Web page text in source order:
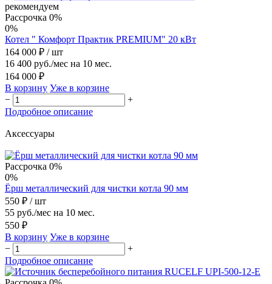
рекомендуем
Рассрочка 0%
0%
Котел " Комфорт Практик PREMIUM" 20 кВт
164 000 ₽ / шт
16 400 руб./мес на 10 мес.
164 000 ₽
В корзину Уже в корзине
−
+
Подробное описание
Аксессуары
Рассрочка 0%
0%
Ёрш металлический для чистки котла 90 мм
550 ₽ / шт
55 руб./мес на 10 мес.
550 ₽
В корзину Уже в корзине
−
+
Подробное описание